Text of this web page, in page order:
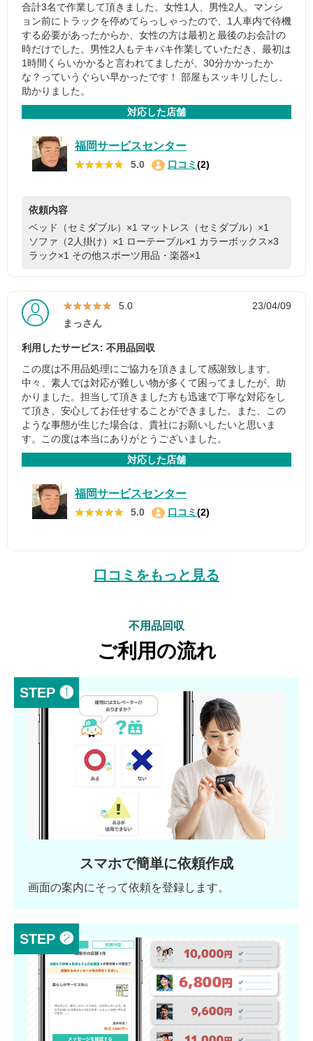
合計3名で作業して頂きました。女性1人、男性2人。マンシ
ョン前にトラックを停めてらっしゃったので、1人車内で待機
する必要があったからか、女性の方は最初と最後のお会計の
時だけでした。男性2人もテキパキ作業していただき、最初は
1時間くらいかかると言われてましたが、30分かかったか
な？っていうぐらい早かったです！ 部屋もスッキリしたし、
助かりました。
対応した店舗
福岡サービスセンター
★★★★★
★★★★★ 5.0 口コミ (2)
依頼内容
ベッド（セミダブル）×1 マットレス（セミダブル）×1
ソファ（2人掛け）×1 ローテーブル×1 カラーボックス×3
ラック×1 その他スポーツ用品・楽器×1
★★★★★
★★★★★ 5.0
23/04/09
まっさん
利用したサービス: 不用品回収
この度は不用品処理にご協力を頂きまして感謝致します。
中々、素人では対応が難しい物が多くて困ってましたが、助
かりました。担当して頂きました方も迅速で丁寧な対応をし
て頂き、安心してお任せすることができました。また、この
ような事態が生じた場合は、貴社にお願いしたいと思いま
す。この度は本当にありがとうございました。
対応した店舗
福岡サービスセンター
★★★★★
★★★★★ 5.0 口コミ (2)
口コミをもっと見る
不用品回収
ご利用の流れ
STEP ❶
スマホで簡単に依頼作成
画面の案内にそって依頼を登録します。
STEP ❷